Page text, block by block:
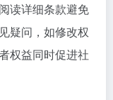
读详细条款避免
疑问，如修改权
权益同时促进社